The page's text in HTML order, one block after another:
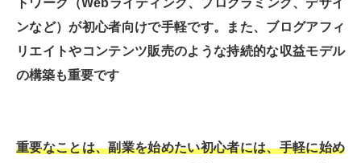
ンなど）が初心者向けで手軽です。また、ブログアフィ
リエイトやコンテンツ販売のような持続的な収益モデル
の構築も重要です
重要なことは、副業を始めたい初心者には、手軽に始め